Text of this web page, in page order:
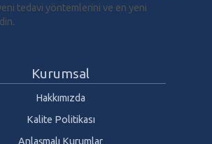
tedavi yöntemlerini ve en yeni
Kurumsal
Hakkımızda
Kalite Politikası
Anlaşmalı Kurumlar